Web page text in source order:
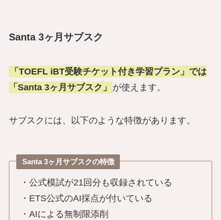
Santa 3ヶ月サブスク
「TOEFL iBT受験チケット付き学習プラン」では
「Santa 3ヶ月サブスク」
が使えます。
サブスクには、以下のような特徴があります。
Santa 3ヶ月サブスクの特徴
・公式模試が21回分も収録されている
・ETS公式のAI採点が付いている
・AIによる無制限添削